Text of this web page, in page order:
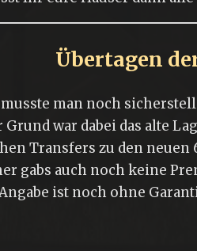
Übertagen
musste man noch
Grund war dabei das alte
Transfers zu den
gabs auch noch keine
ist noch ohne